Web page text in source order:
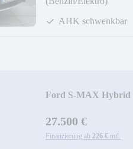
AHK schwenkbar
Ford S-MAX Hybrid
27.500 €
Finanzierung ab 226 € mtl.